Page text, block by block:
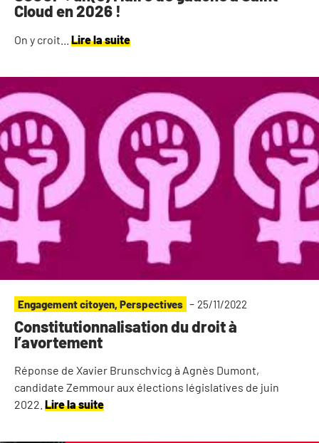
Cloud en 2026 !
On y croit... Lire la suite
Engagement citoyen, Perspectives - 25/11/2022
Constitutionnalisation du droit à
l’avortement
Réponse de Xavier Brunschvicg à Agnès Dumont,
candidate Zemmour aux élections législatives de juin
2022. Lire la suite